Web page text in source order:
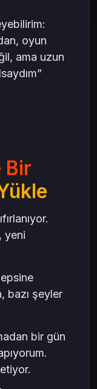
oyun
ama uzun
Bir
yeni
bazı şeyler
bir gün